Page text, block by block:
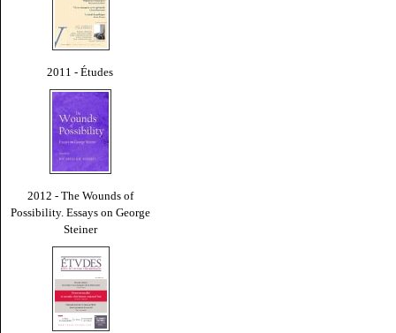
2011 - Études
2012 - The Wounds of
Possibility. Essays on George
Steiner